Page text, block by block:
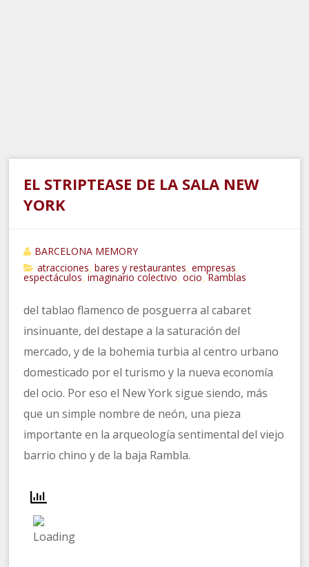
EL STRIPTEASE DE LA SALA NEW
YORK
BARCELONA MEMORY
atracciones bares y restaurantes ,empresas
espectáculos ,imaginario colectivo ,ocio Ramblas
del tablao flamenco de posguerra al cabaret
insinuante, del destape a la saturación del
mercado, y de la bohemia turbia al centro urbano
domesticado por el turismo y la nueva economía
del ocio. Por eso el New York sigue siendo, más
que un simple nombre de neón, una pieza
importante en la arqueología sentimental del viejo
barrio chino y de la baja Rambla.